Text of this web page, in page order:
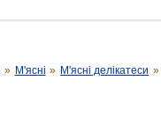
» М'ясні » М'ясні делікатеси »